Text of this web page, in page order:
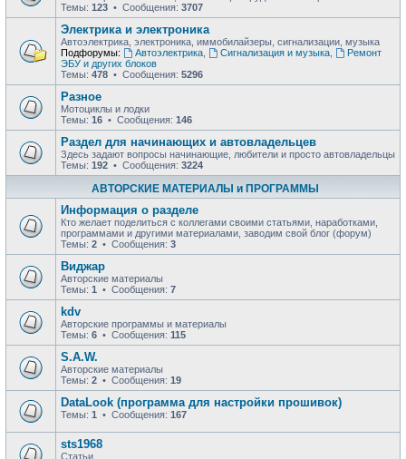
Темы: 123 • Сообщения: 3707
Электрика и электроника
Автоэлектрика, электроника, иммобилайзеры, сигнализации, музыка
Подфорумы:
Автоэлектрика, Сигнализация и музыка,
Ремонт
ЭБУ и других блоков
Темы: 478 • Сообщения: 5296
Разное
Мотоциклы и лодки
Темы: 16 • Сообщения: 146
Раздел для начинающих и автовладельцев
Здесь задают вопросы начинающие, любители и просто автовладельцы
Темы: 192 • Сообщения: 3224
АВТОРСКИЕ МАТЕРИАЛЫ и ПРОГРАММЫ
Информация о разделе
Кто желает поделиться с коллегами своими статьями, наработками,
программами и другими материалами, заводим свой блог (форум)
Темы: 2 • Сообщения: 3
Виджар
Авторские материалы
Темы: 1 • Сообщения: 7
kdv
Авторские программы и материалы
Темы: 6 • Сообщения: 115
S.A.W.
Авторские материалы
Темы: 2 • Сообщения: 19
DataLook (программа для настройки прошивок)
Темы: 1 • Сообщения: 167
sts1968
Статьи